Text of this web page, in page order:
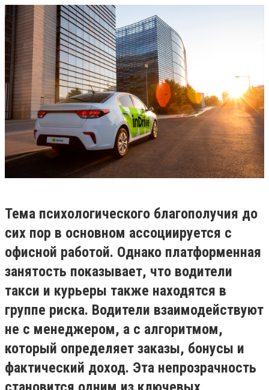
Тема психологического благополучия до
сих пор в основном ассоциируется с
офисной работой. Однако платформенная
занятость показывает, что водители
такси и курьеры также находятся в
группе риска. Водители взаимодействуют
не с менеджером, а с алгоритмом,
который определяет заказы, бонусы и
фактический доход. Эта непрозрачность